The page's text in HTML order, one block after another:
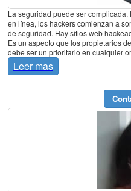
La seguridad puede ser
en línea, los hackers comienzan a
de seguridad. Hay sitios web
Es un aspecto que los propietarios
debe ser un prioritario en cualquier
Leer mas